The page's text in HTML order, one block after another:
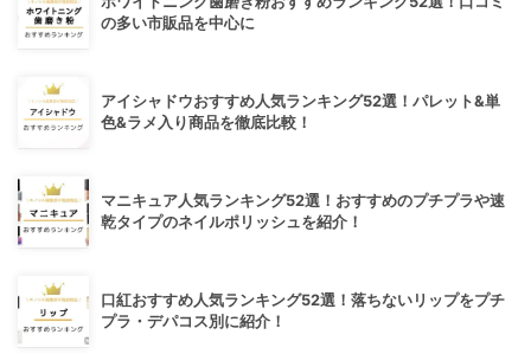
の多い市販品を中心に
アイシャドウおすすめ人気ランキング52選！パレット&単
色&ラメ入り商品を徹底比較！
マニキュア人気ランキング52選！おすすめのプチプラや速
乾タイプのネイルポリッシュを紹介！
口紅おすすめ人気ランキング52選！落ちないリップをプチ
プラ・デパコス別に紹介！